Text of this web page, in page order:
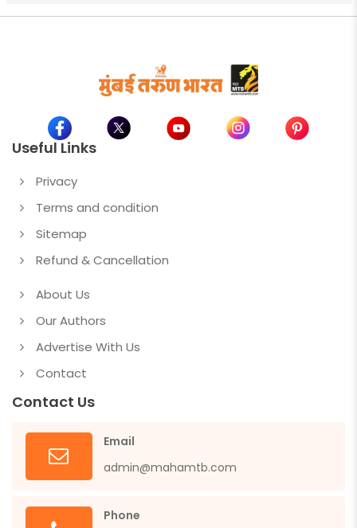
Useful Links
Privacy
Terms and condition
Sitemap
Refund & Cancellation
About Us
Our Authors
Advertise With Us
Contact
Contact Us
Email
admin@mahamtb.com
Phone